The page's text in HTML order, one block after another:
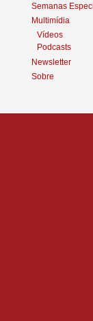
Semanas
Multimídia
Vídeos
Podcasts
Newsletter
Sobre